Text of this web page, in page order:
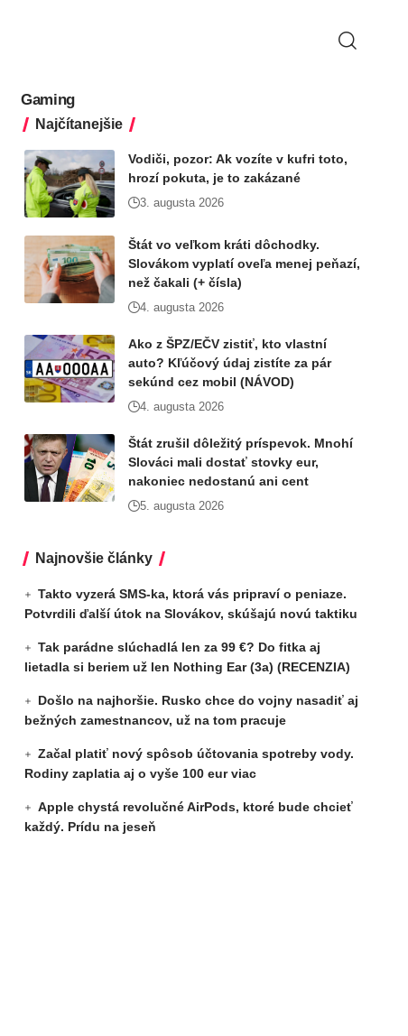
Gaming
Najčítanejšie
Vodiči, pozor: Ak vozíte v kufri toto,
hrozí pokuta, je to zakázané
3. augusta 2026
Štát vo veľkom kráti dôchodky.
Slovákom vyplatí oveľa menej peňazí,
než čakali (+ čísla)
4. augusta 2026
Ako z ŠPZ/EČV zistiť, kto vlastní
auto? Kľúčový údaj zistíte za pár
sekúnd cez mobil (NÁVOD)
4. augusta 2026
Štát zrušil dôležitý príspevok. Mnohí
Slováci mali dostať stovky eur,
nakoniec nedostanú ani cent
5. augusta 2026
Najnovšie články
Takto vyzerá SMS-ka, ktorá vás pripraví o peniaze.
Potvrdili ďalší útok na Slovákov, skúšajú novú taktiku
Tak parádne slúchadlá len za 99 €? Do fitka aj
lietadla si beriem už len Nothing Ear (3a) (RECENZIA)
Došlo na najhoršie. Rusko chce do vojny nasadiť aj
bežných zamestnancov, už na tom pracuje
Začal platiť nový spôsob účtovania spotreby vody.
Rodiny zaplatia aj o vyše 100 eur viac
Apple chystá revolučné AirPods, ktoré bude chcieť
každý. Prídu na jeseň